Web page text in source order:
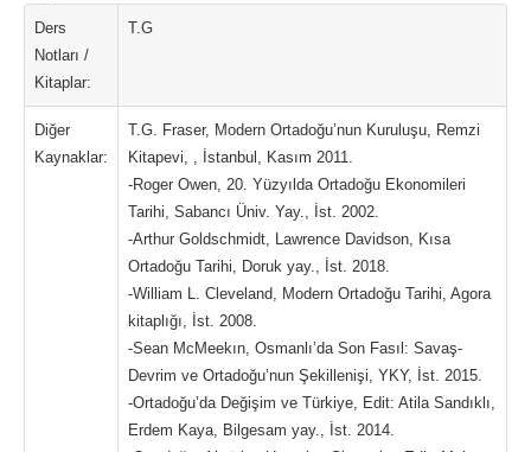
Ders
Notları /
Kitaplar:
T.G
Diğer
Kaynaklar:
T.G. Fraser, Modern Ortadoğu’nun Kuruluşu, Remzi
Kitapevi, , İstanbul, Kasım 2011.
-Roger Owen, 20. Yüzyılda Ortadoğu Ekonomileri
Tarihi, Sabancı Üniv. Yay., İst. 2002.
-Arthur Goldschmidt, Lawrence Davidson, Kısa
Ortadoğu Tarihi, Doruk yay., İst. 2018.
-William L. Cleveland, Modern Ortadoğu Tarihi, Agora
kitaplığı, İst. 2008.
-Sean McMeekın, Osmanlı’da Son Fasıl: Savaş-
Devrim ve Ortadoğu’nun Şekillenişi, YKY, İst. 2015.
-Ortadoğu’da Değişim ve Türkiye, Edit: Atila Sandıklı,
Erdem Kaya, Bilgesam yay., İst. 2014.